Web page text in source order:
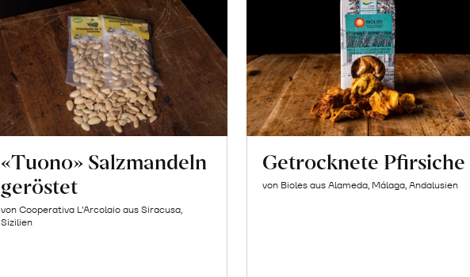
«Tuono» Salzmandeln
geröstet
von Cooperativa L’Arcolaio aus Siracusa,
Sizilien
Getrocknete Pfirsiche
von Bioles aus Alameda, Málaga, Andalusien